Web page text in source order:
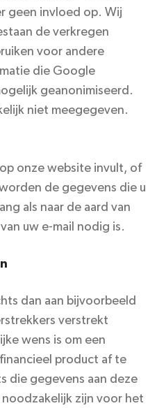
geen invloed op. Wij
de verkregen
voor andere
die Google
geanonimiseerd.
niet meegegeven.
onze website invult, of
de gegevens die u
als naar de aard van
uw e-mail nodig is.
dan aan bijvoorbeeld
verstrekt
wens is om een
product af te
die gegevens aan deze
zijn voor het